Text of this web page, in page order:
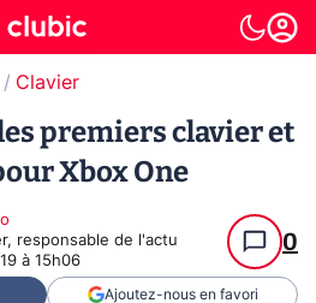
Clavier
premiers clavier et
Xbox One
responsable de l'actu
à 15h06
0
Ajoutez-nous en favori